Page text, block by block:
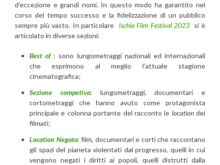
d’eccezione e grandi nomi. In questo modo ha garantito nel
corso del tempo successo e la fidelizzazione di un pubblico
sempre più vasto. In particolare Ischia Film Festival 2023 si è
articolato in diverse sezioni:
Best of: sono lungometraggi nazionali ed internazionali
che esprimono al meglio l’attuale stagione
cinematografica;
Sezione competiva:lungometraggi, documentari e
cortometraggi che hanno avuto come protagonista
principale e colonna portante del racconto le locationdei
filmati;
Location Negata: film, documentari e corti che raccontano
gli spazi del pianeta violentati dal progresso, quelli in cui
vengono negati i diritti ai popoli, quelli distrutti dalla